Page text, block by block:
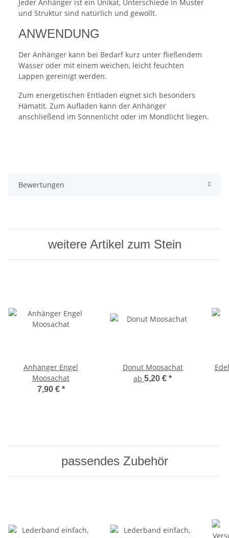
Jeder Anhänger ist ein Unikat, Unterschiede in Muster
und Struktur sind natürlich und gewollt.
ANWENDUNG
Der Anhänger kann bei Bedarf kurz unter fließendem
Wasser oder mit einem weichen, leicht feuchten
Lappen gereinigt werden.
Zum energetischen Entladen eignet sich besonders
Hämatit. Zum Aufladen kann der Anhänger
anschließend im Sonnenlicht oder im Mondlicht liegen.
Bewertungen
weitere Artikel zum Stein
Anhänger Engel
Moosachat
7,90 € *
Donut Moosachat
ab 5,20 € *
passendes Zubehör